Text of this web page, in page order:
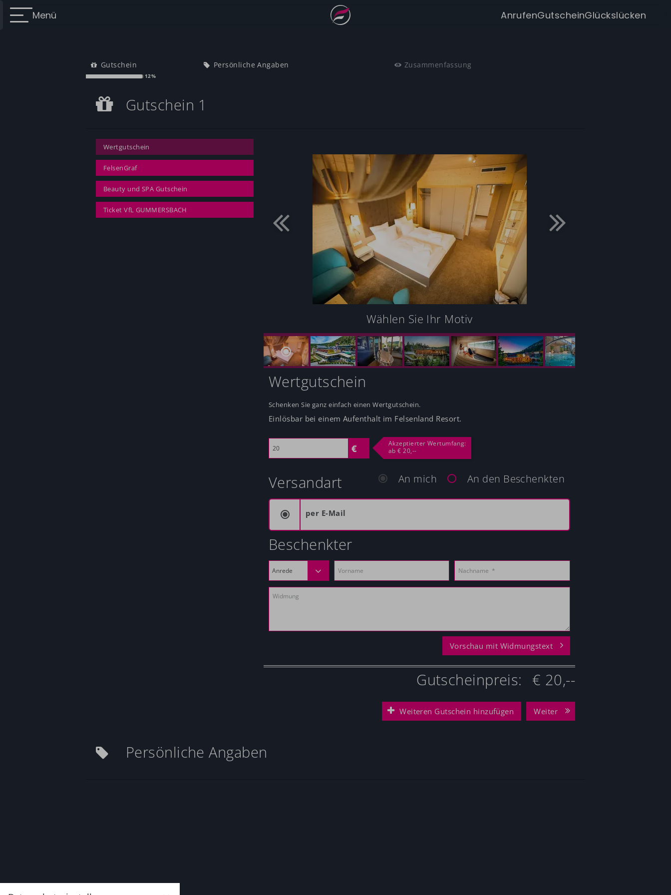
Menü AnrufenGutscheinGlückslücken
Gutschein Persönliche Angaben Zusammenfassung
12%
Gutschein 1
Wertgutschein
Gutschein 1
Wertgutschein
FelsenGraf
Beauty und SPA Gutschein
Ticket VfL GUMMERSBACH
Wählen Sie Ihr Motiv
Wertgutschein
Schenken Sie ganz einfach einen Wertgutschein.
Einlösbar bei einem Aufenthalt im Felsenland Resort.
Akzeptierter Wertumfang:
ab € 20,--
Versandart An den Beschenkten
An mich
per E-Mail
Beschenkter
Vorschau mit Widmungstext
Gutscheinpreis: € 20,--
Weiteren Gutschein hinzufügen Weiter
Persönliche Angaben